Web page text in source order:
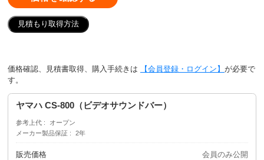
見積もり取得方法
価格確認、見積書取得、購入手続きは 【会員登録・ログイン】 が必要で
す。
ヤマハ CS-800（ビデオサウンドバー）
参考上代
オープン
メーカー製品保証
2年
販売価格 会員のみ公開